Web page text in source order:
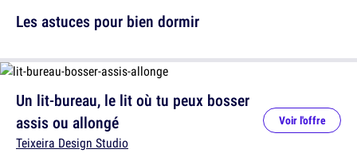
Un lit-bureau, le lit où tu peux bosser
assis ou allongé
Teixeira Design Studio
Voir l'offre
Les astuces pour bien dormir